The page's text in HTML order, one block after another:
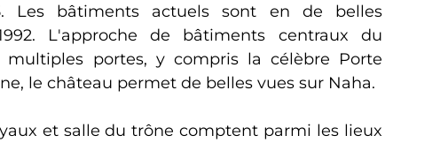
Les bâtiments actuels sont en de belles
L'approche de bâtiments centraux du
portes, y compris la célèbre Porte
le château permet de belles vues sur Naha.
et salle du trône comptent parmi les lieux